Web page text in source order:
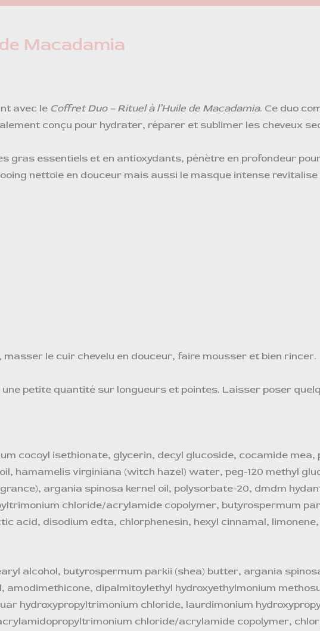
Macadamia
avec le Coffret Duo – Rituel à l’Huile de Macadamia. Ce duo
conçu pour hydrater, réparer et sublimer les cheveux
gras essentiels et en antioxydants, pénètre en profondeur
nettoie en douceur mais aussi le masque intense
le cuir chevelu en douceur, faire mousser et bien rincer.
petite quantité sur longueurs et pointes. Laisser poser
cocoyl isethionate, glycerin, decyl glucoside, cocamide mea,
hamamelis virginiana (witch hazel) water, peg-120 methyl
argania spinosa kernel oil, polysorbate-20, dmdm
chloride/acrylamide copolymer, butyrospermum
acid, disodium edta, chlorphenesin, hexyl cinnamal,
alcohol, butyrospermum parkii (shea) butter, argania
amodimethicone, dipalmitoylethyl hydroxyethylmonium
hydroxypropyltrimonium chloride, laurdimonium
chloride/acrylamide copolymer,